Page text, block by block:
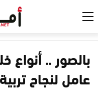
عامل لنجاح